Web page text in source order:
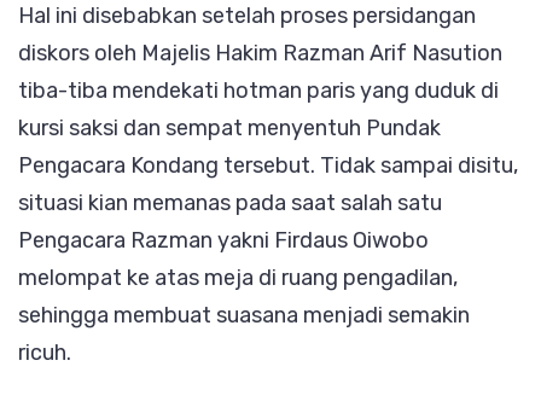
Hal ini disebabkan setelah proses persidangan
diskors oleh Majelis Hakim Razman Arif Nasution
tiba-tiba mendekati hotman paris yang duduk di
kursi saksi dan sempat menyentuh Pundak
Pengacara Kondang tersebut. Tidak sampai disitu,
situasi kian memanas pada saat salah satu
Pengacara Razman yakni Firdaus Oiwobo
melompat ke atas meja di ruang pengadilan,
sehingga membuat suasana menjadi semakin
ricuh.